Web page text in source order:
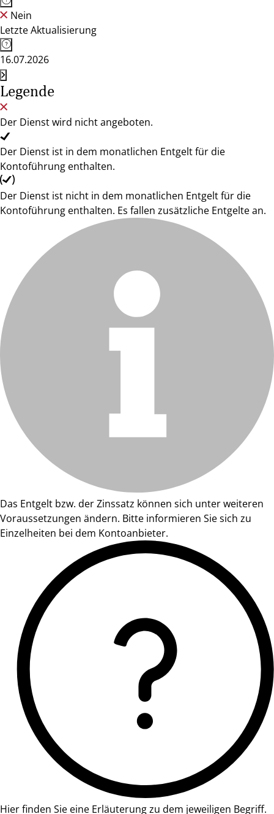
Nein
Letzte Aktualisierung
16.07.2026
Legende
Der Dienst wird nicht angeboten.
Der Dienst ist in dem monatlichen Entgelt für die
Kontoführung enthalten.
Der Dienst ist nicht in dem monatlichen Entgelt für die
Kontoführung enthalten. Es fallen zusätzliche Entgelte an.
Das Entgelt bzw. der Zinssatz können sich unter weiteren
Voraussetzungen ändern. Bitte informieren Sie sich zu
Einzelheiten bei dem Kontoanbieter.
Hier finden Sie eine Erläuterung zu dem jeweiligen Begriff.